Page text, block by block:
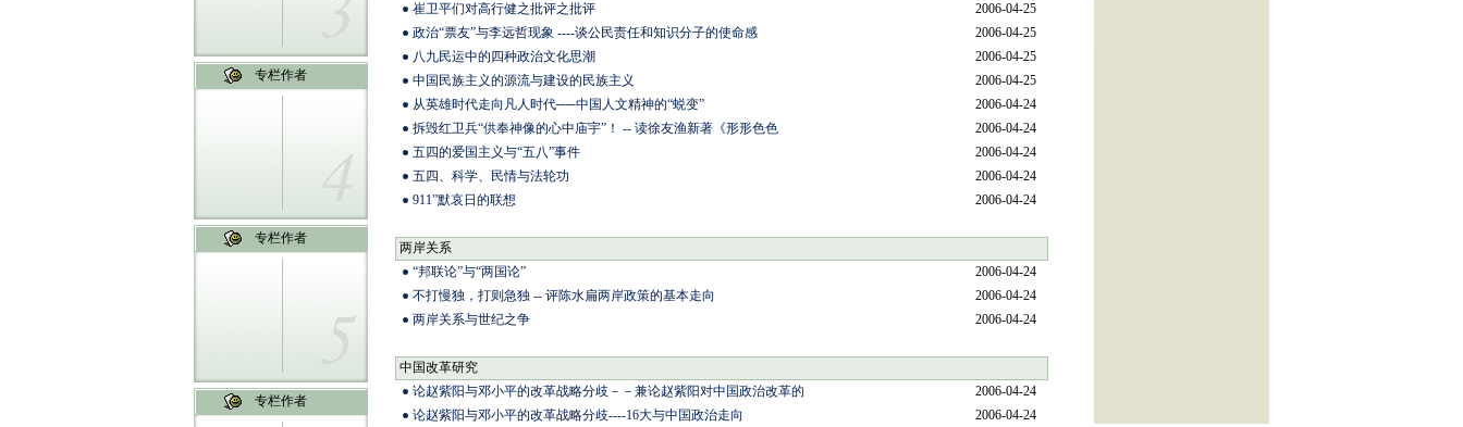
专栏作者
专栏作者
专栏作者
崔卫平们对高行健之批评之批评
2006-04-25
政治“票友”与李远哲现象 ----谈公民责任和知识分子的使命感
2006-04-25
八九民运中的四种政治文化思潮
2006-04-25
中国民族主义的源流与建设的民族主义
2006-04-25
从英雄时代走向凡人时代──中国人文精神的“蜕变”
2006-04-24
拆毁红卫兵“供奉神像的心中庙宇”！ -- 读徐友渔新著《形形色色
2006-04-24
五四的爱国主义与“五八”事件
2006-04-24
五四、科学、民情与法轮功
2006-04-24
911”默哀日的联想
2006-04-24
两岸关系
“邦联论”与“两国论”
2006-04-24
不打慢独，打则急独 -- 评陈水扁两岸政策的基本走向
2006-04-24
两岸关系与世纪之争
2006-04-24
中国改革研究
论赵紫阳与邓小平的改革战略分歧－－兼论赵紫阳对中国政治改革的
2006-04-24
论赵紫阳与邓小平的改革战略分歧----16大与中国政治走向
2006-04-24